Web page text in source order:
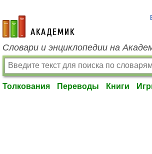
academic.ru
Словари и энциклопедии на
Толкования Переводы Книги